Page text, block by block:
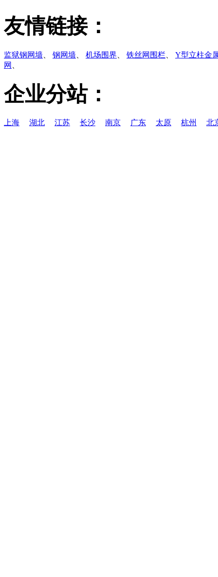
友情链接：
监狱钢网墙 钢网墙 机场围界 铁丝网围栏
Y型立柱金
网
企业分站：
上海 湖北 江苏 长沙 南京 广东 太原 杭州 北